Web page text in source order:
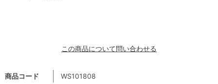
商品コード
WS101808
この商品について問い合わせる